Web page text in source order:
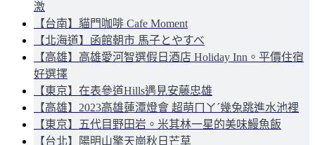
激
【台南】貓門咖啡 Cafe Moment
【北海道】函館朝市 馬子とやすべ
【高雄】高雄愛河智選假日酒店 Holiday Inn。平價住宿
好選擇
【東京】在表參道Hills遇見安藤忠雄
【高雄】2023高雄蓮潭燈會 超萌ㄇㄚˊ幾兔跳進水池裡
【東京】五代目野田岩。米其林一星的美味鰻魚飯
【台北】陽明山擎天崗秋日芒草